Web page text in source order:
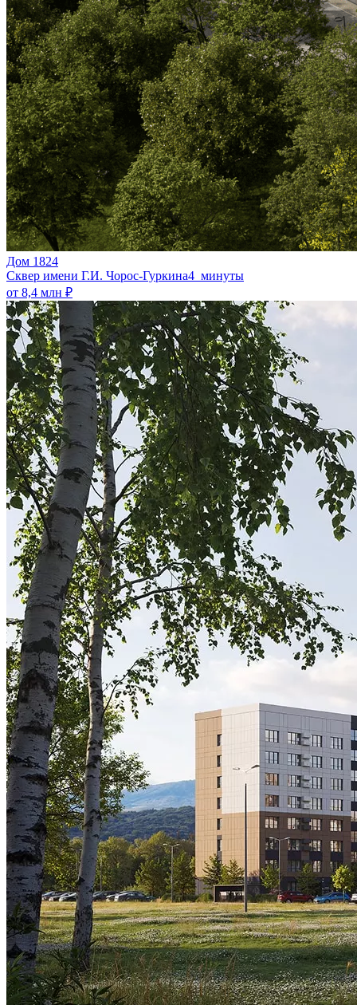
Дом 1824
Сквер имени Г.И. Чорос-Гуркина4 минуты
от 8,4 млн ₽